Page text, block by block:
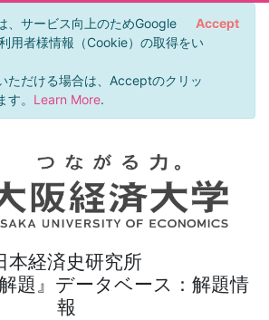
、サービス向上のためGoogle
用者様情報（Cookie）の取得をい
ただける場合は、Acceptのクリッ
。 Learn More.
Accept
本経済史研究所
解題』データベース：解題情
報